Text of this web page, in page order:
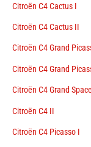
Citroën C4 Cactus I
Citroën C4 Cactus II
Citroën C4 Grand
Citroën C4 Grand
Citroën C4 Grand
Citroën C4 II
Citroën C4 Picasso I